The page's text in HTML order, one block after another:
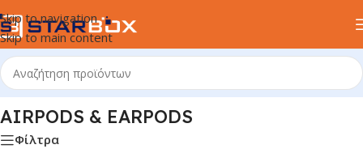
Skip to navigation
Skip to main content
/ΗΛΕΚΤΡΟΝΙΚΑ ΕΙΔΗ/HANDSFREE/AIRPODS & EARPODS
AIRPODS & EARPODS
Φίλτρα